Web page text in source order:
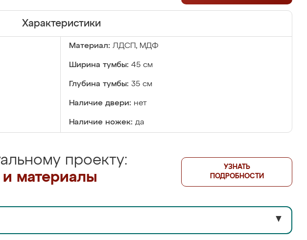
Характеристики
Материал: ЛДСП, МДФ
Ширина тумбы: 45 см
Глубина тумбы: 35 см
Наличие двери: нет
Наличие ножек: да
проекту:
материалы
УЗНАТЬ
ПОДРОБНОСТИ
▼